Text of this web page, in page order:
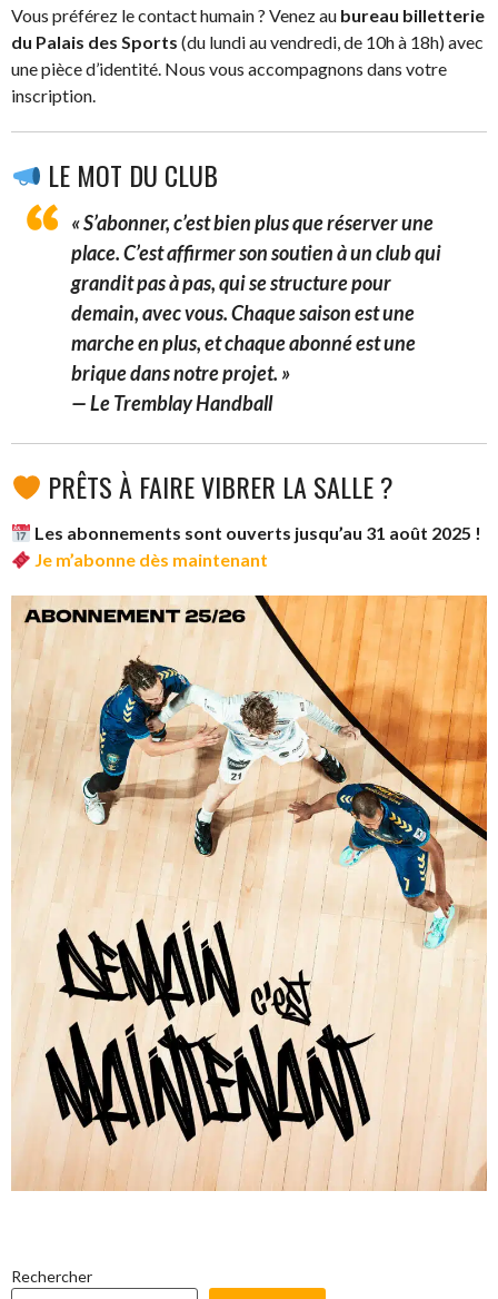
Vous préférez le contact humain ? Venez au bureau billetterie
du Palais des Sports (du lundi au vendredi, de 10h à 18h) avec
une pièce d’identité. Nous vous accompagnons dans votre
inscription.
LE MOT DU CLUB
« S’abonner, c’est bien plus que réserver une
place. C’est affirmer son soutien à un club qui
grandit pas à pas, qui se structure pour
demain, avec vous. Chaque saison est une
marche en plus, et chaque abonné est une
brique dans notre projet. »
—Le Tremblay Handball
PRÊTS À FAIRE VIBRER LA SALLE ?
Les abonnements sont ouverts jusqu’au 31 août 2025 !
Je m’abonne dès maintenant
Rechercher